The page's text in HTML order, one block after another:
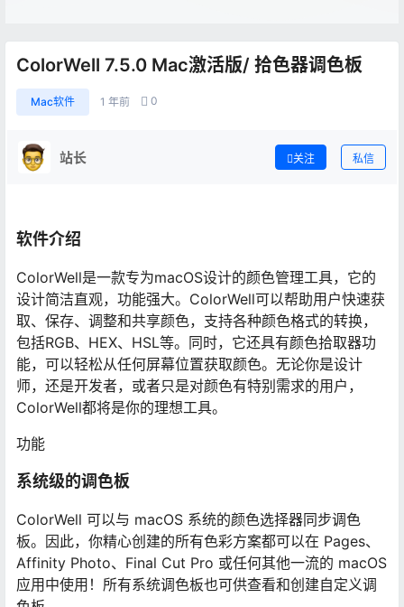
ColorWell 7.5.0 Mac激活版/ 拾色器调色板
Mac软件 1 年前 0
站长 关注 私信
软件介绍
ColorWell是一款专为macOS设计的颜色管理工具，它的
设计简洁直观，功能强大。ColorWell可以帮助用户快速获
取、保存、调整和共享颜色，支持各种颜色格式的转换，
包括RGB、HEX、HSL等。同时，它还具有颜色拾取器功
能，可以轻松从任何屏幕位置获取颜色。无论你是设计
师，还是开发者，或者只是对颜色有特别需求的用户，
ColorWell都将是你的理想工具。
功能
系统级的调色板
ColorWell 可以与 macOS 系统的颜色选择器同步调色
板。因此，你精心创建的所有色彩方案都可以在 Pages、
Affinity Photo、Final Cut Pro 或任何其他一流的 macOS
应用中使用！所有系统调色板也可供查看和创建自定义调